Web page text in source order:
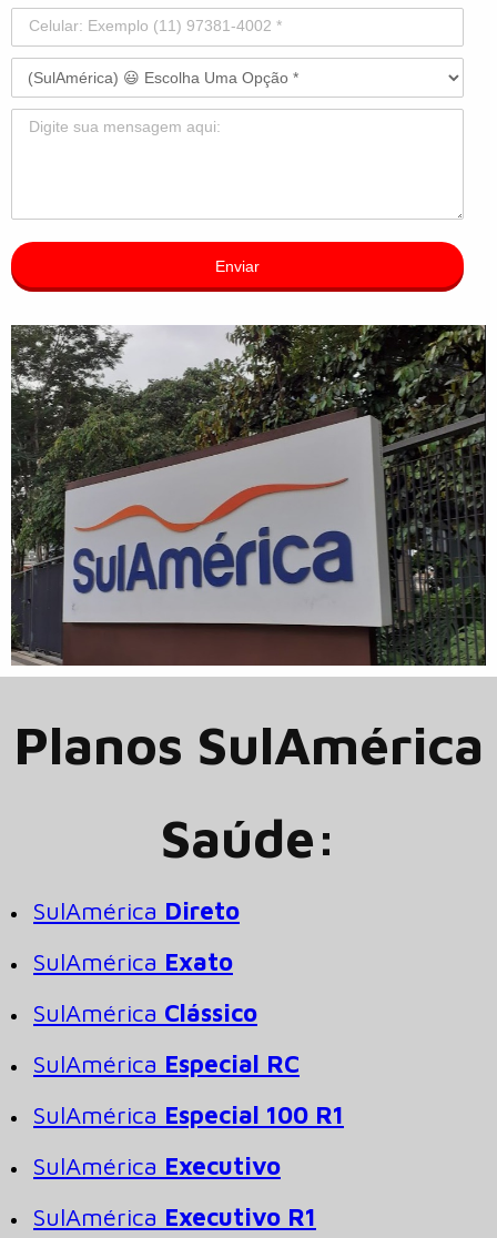
Enviar
Planos SulAmérica
Saúde:
SulAmérica Direto
SulAmérica Exato
SulAmérica Clássico
SulAmérica Especial RC
SulAmérica Especial 100 R1
SulAmérica Executivo
SulAmérica Executivo R1